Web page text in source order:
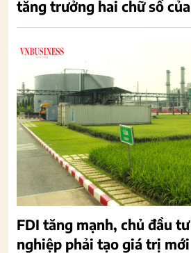
tăng trưởng hai chữ số
FDI tăng mạnh, chủ đầu
nghiệp phải tạo giá trị mới